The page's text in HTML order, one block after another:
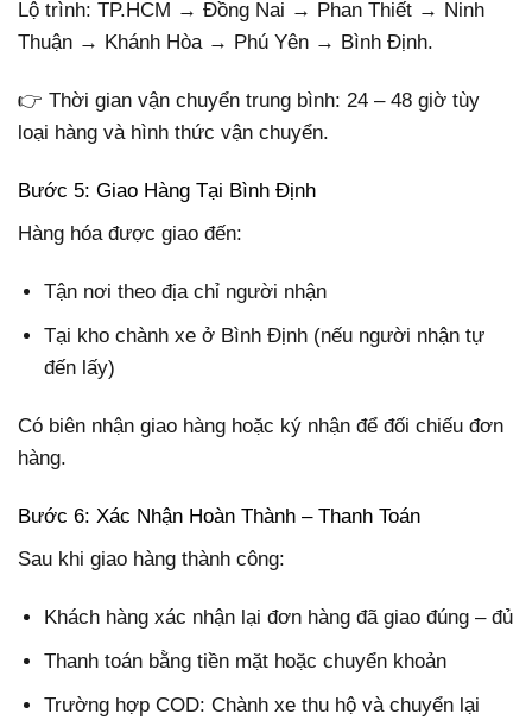
Lộ trình: TP.HCM → Đồng Nai → Phan Thiết → Ninh
Thuận → Khánh Hòa → Phú Yên → Bình Định.
👉 Thời gian vận chuyển trung bình: 24 – 48 giờ tùy
loại hàng và hình thức vận chuyển.
Bước 5: Giao Hàng Tại Bình Định
Hàng hóa được giao đến:
Tận nơi theo địa chỉ người nhận
Tại kho chành xe ở Bình Định (nếu người nhận tự
đến lấy)
Có biên nhận giao hàng hoặc ký nhận để đối chiếu đơn
hàng.
Bước 6: Xác Nhận Hoàn Thành – Thanh Toán
Sau khi giao hàng thành công:
Khách hàng xác nhận lại đơn hàng đã giao đúng – đủ
Thanh toán bằng tiền mặt hoặc chuyển khoản
Trường hợp COD: Chành xe thu hộ và chuyển lại